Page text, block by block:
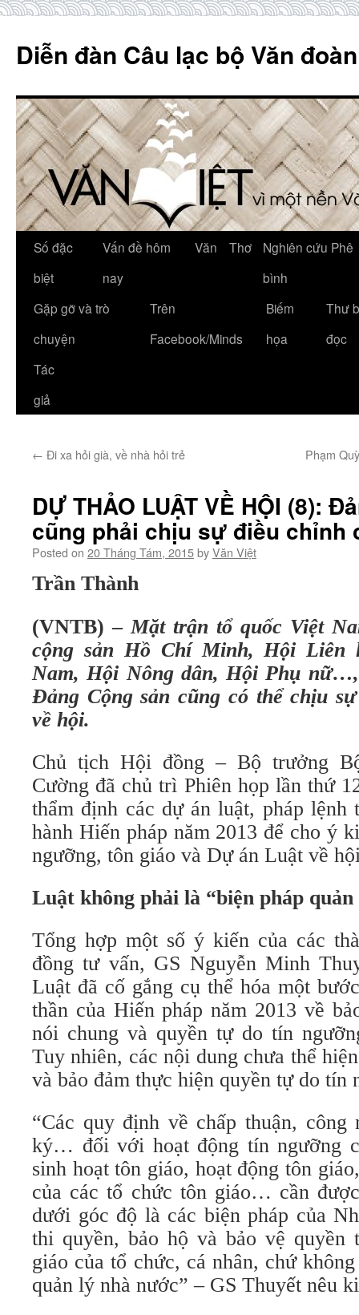
content
Diễn đàn Câu lạc bộ Văn
Số đặc
biệt
Vấn đề hôm
nay
Văn Thơ
Nghiên cứu Phê
bình
Gặp gỡ và trò
chuyện
Trên
Facebook/Minds
Biếm
họa
Thư
đọc
Tác
giả
← Đi xa hỏi già, về nhà hỏi trẻ Phạm
DỰ THẢO LUẬT VỀ HỘI (8):
cũng phải chịu sự điều chỉnh
Posted on 20 Tháng Tám, 2015byVăn Việt
Trần Thành
(VNTB) –Mặt trận tổ quốc Việt
cộng sản Hồ Chí Minh, Hội Liên
Nam, Hội Nông dân, Hội Phụ
Đảng Cộng sản cũng có thể chịu
về hội.
Chủ tịch Hội đồng – Bộ trưởng
Cường đã chủ trì Phiên họp lần thứ
thẩm định các dự án luật, pháp
hành Hiến pháp năm 2013 để cho ý
ngưỡng, tôn giáo và Dự án Luật về
Luật không phải là “biện pháp
Tổng hợp một số ý kiến của các
đồng tư vấn, GS Nguyễn Minh
Luật đã cố gắng cụ thể hóa một
thần của Hiến pháp năm 2013 về
nói chung và quyền tự do tín
Tuy nhiên, các nội dung chưa thể
và bảo đảm thực hiện quyền tự do tín
“Các quy định về chấp thuận, công
ký… đối với hoạt động tín ngưỡng
sinh hoạt tôn giáo, hoạt động tôn
của các tổ chức tôn giáo… cần
dưới góc độ là các biện pháp của
thi quyền, bảo hộ và bảo vệ quyền
giáo của tổ chức, cá nhân, chứ
quản lý nhà nước” – GS Thuyết nêu